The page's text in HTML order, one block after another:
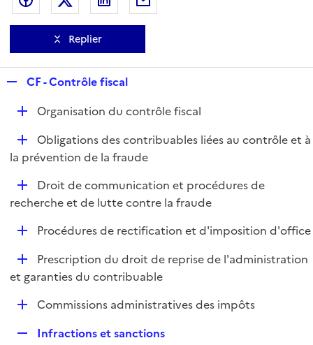
Replier
p
l
i
e
r
CF - Contrôle fiscal
D
l
r
Organisation du contrôle fiscal
D
é
i
Obligations des contribuables liées au contrôle et à
la prévention de la fraude
D
é
r
Droit de communication et procédures de
recherche et de lutte contre la fraude
D
l
Procédures de rectification et d'imposition d'office
D
é
Prescription du droit de reprise de l'administration
et garanties du contribuable
DCommissions administratives des impôts
Infractions et sanctions